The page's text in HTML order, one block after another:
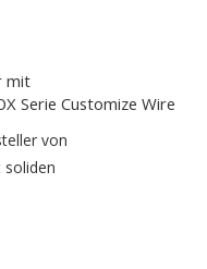
mit
Serie Customize Wire
von
soliden